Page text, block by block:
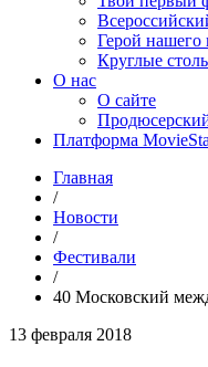
Герой нашего
Круглые
О нас
О сайте
Платформа
Главная
/
Новости
/
Фестивали
/
40 Московский
13 февраля 2018